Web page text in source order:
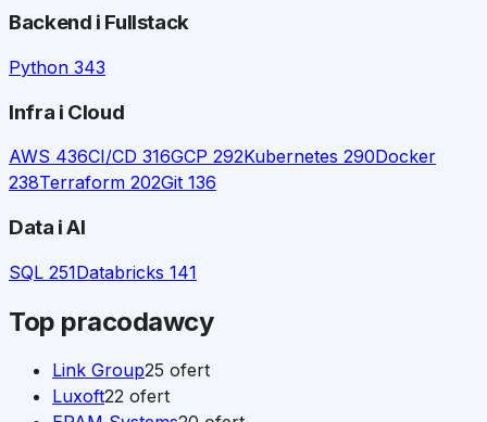
Backend i Fullstack
Python 343
Infra i Cloud
AWS 436CI/CD 316GCP 292Kubernetes 290Docker
238Terraform 202Git 136
Data i AI
SQL 251Databricks 141
Top pracodawcy
Link Group25 ofert
Luxoft22 ofert